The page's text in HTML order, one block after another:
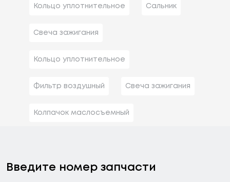
Кольцо уплотнительное Сальник
Свеча зажигания
Кольцо уплотнительное
Фильтр воздушный Свеча зажигания
Колпачок маслосъемный
Введите номер запчасти